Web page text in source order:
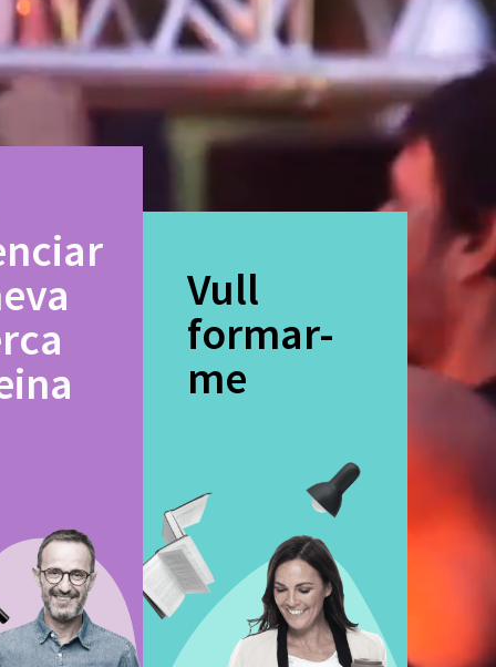
Vull
formar-
me